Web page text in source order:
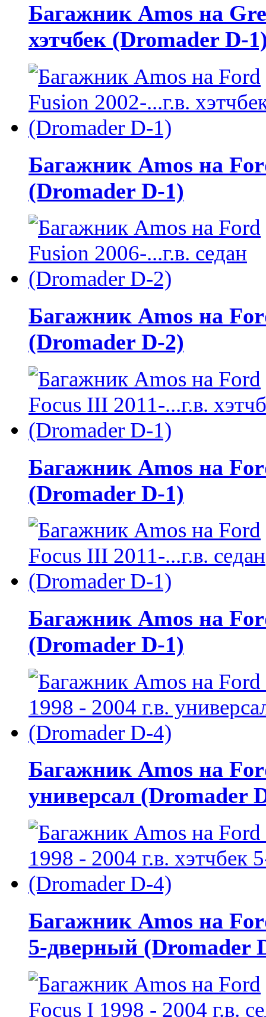
Багажник Amos на
хэтчбек (Dromader D-
Багажник Amos на
(Dromader D-1)
Багажник Amos на
(Dromader D-2)
Багажник Amos на
(Dromader D-1)
Багажник Amos на
(Dromader D-1)
Багажник Amos на
универсал (Dromader
Багажник Amos на
5-дверный (Dromader